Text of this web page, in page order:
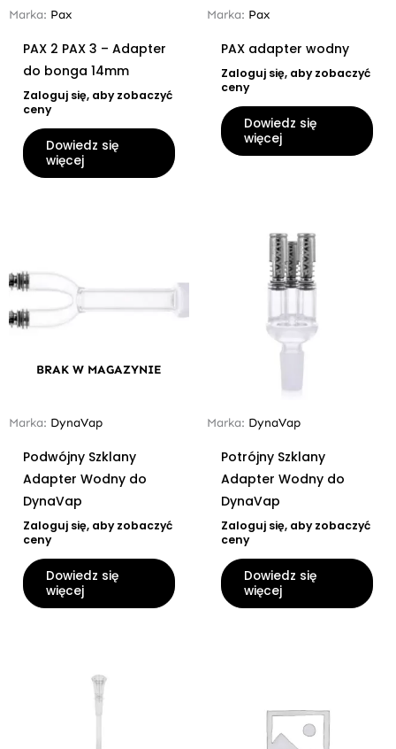
Marka: Pax
PAX 2 PAX 3 – Adapter
do bonga 14mm
Zaloguj się, aby zobaczyć
ceny
Dowiedz się
więcej
Marka: Pax
PAX adapter wodny
Zaloguj się, aby zobaczyć
ceny
Dowiedz się
więcej
BRAK W MAGAZYNIE
Marka: DynaVap
Podwójny Szklany
Adapter Wodny do
DynaVap
Zaloguj się, aby zobaczyć
ceny
Dowiedz się
więcej
Marka: DynaVap
Potrójny Szklany
Adapter Wodny do
DynaVap
Zaloguj się, aby zobaczyć
ceny
Dowiedz się
więcej